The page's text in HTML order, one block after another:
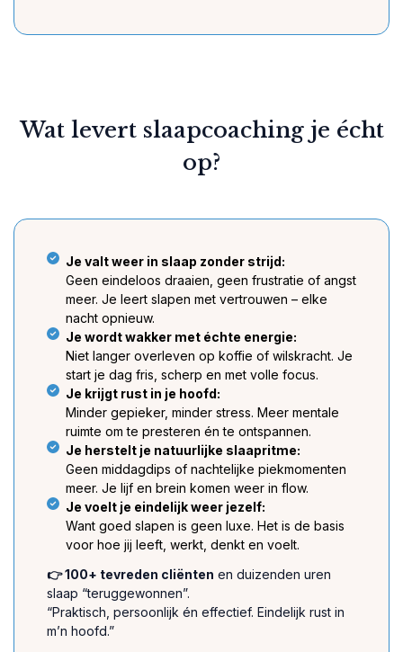
Wat levert slaapcoaching je écht
op?
Je valt weer in slaap zonder strijd:
Geen eindeloos draaien, geen frustratie of angst
meer. Je leert slapen met vertrouwen – elke
nacht opnieuw.
Je wordt wakker met échte energie:
Niet langer overleven op koffie of wilskracht. Je
start je dag fris, scherp en met volle focus.
Je krijgt rust in je hoofd:
Minder gepieker, minder stress. Meer mentale
ruimte om te presteren én te ontspannen.
Je herstelt je natuurlijke slaapritme:
Geen middagdips of nachtelijke piekmomenten
meer. Je lijf en brein komen weer in flow.
Je voelt je eindelijk weer jezelf:
Want goed slapen is geen luxe. Het is de basis
voor hoe jij leeft, werkt, denkt en voelt.
👉 100+ tevreden cliënten en duizenden uren
slaap “teruggewonnen”.
“Praktisch, persoonlijk én effectief. Eindelijk rust in
m’n hoofd.”